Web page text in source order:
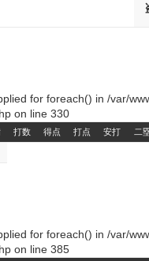
for foreach() in /var/
on line 330
打数 得点 打点 安打 二
for foreach() in /var/
on line 385